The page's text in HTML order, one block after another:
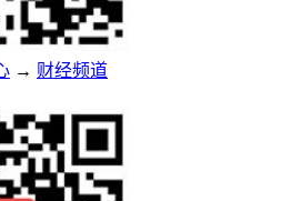
→ 财经频道